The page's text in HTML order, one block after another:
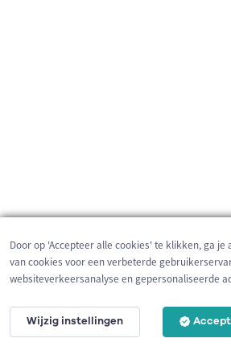
200 m
Door op 'Accepteer alle cookies' te klikken, ga
van cookies voor een verbeterde
websiteverkeersanalyse en gepersonaliseerde
Wijzig instellingen